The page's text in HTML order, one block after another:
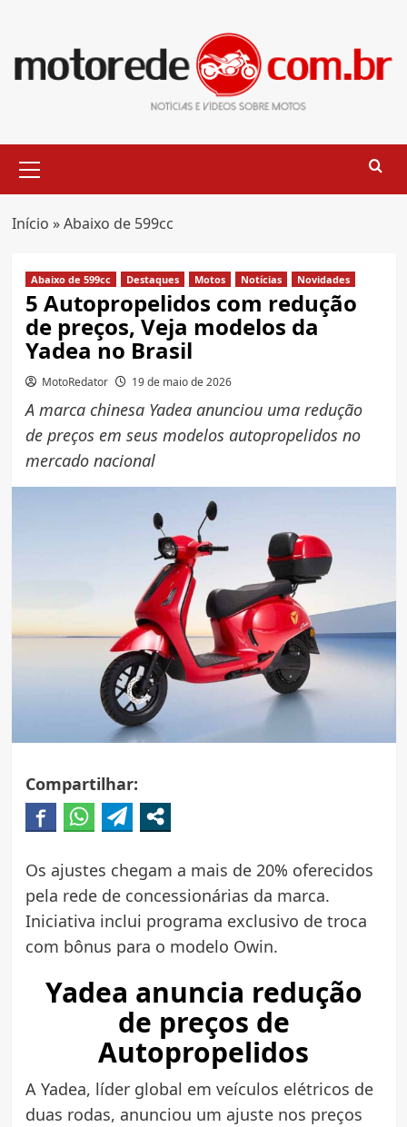
content
Menu
Início »Abaixo de 599cc
Abaixo de 599cc Destaques Motos Notícias Novidades
5 Autopropelidos com redução
de preços, Veja modelos da
Yadea no Brasil
MotoRedator 19 de maio de 2026
A marca chinesa Yadea anunciou uma redução
de preços em seus modelos autopropelidos no
mercado nacional
Compartilhar:
Os ajustes chegam a mais de 20% oferecidos
pela rede de concessionárias da marca.
Iniciativa inclui programa exclusivo de troca
com bônus para o modelo Owin.
Yadea anuncia redução
de preços de
Autopropelidos
A Yadea, líder global em veículos elétricos de
duas rodas, anunciou um ajuste nos preços